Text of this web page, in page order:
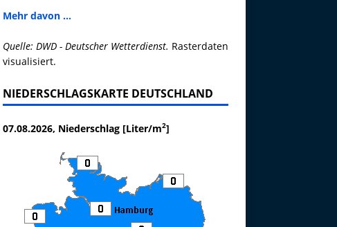
Mehr davon ...
Quelle: DWD - Deutscher Wetterdienst. Rasterdaten
visualisiert.
NIEDERSCHLAGSKARTE DEUTSCHLAND
07.08.2026, Niederschlag [Liter/m2]